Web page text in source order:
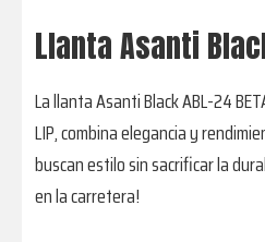
Llanta Asanti
La llanta Asanti Black ABL-24
LIP, combina elegancia y
buscan estilo sin sacrificar la
en la carretera!